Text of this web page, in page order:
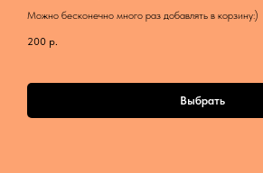
Можно бесконечно много раз добавлять в корзину:)
200 р.
Выбрать